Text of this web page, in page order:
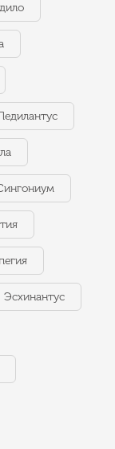
Эсхинантус